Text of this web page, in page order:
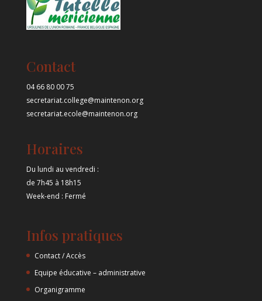
Contact
04 66 80 00 75
secretariat.college@maintenon.org
secretariat.ecole@maintenon.org
Horaires
Du lundi au vendredi :
de 7h45 à 18h15
Week-end : Fermé
Infos pratiques
Contact / Accès
Equipe éducative – administrative
Organigramme